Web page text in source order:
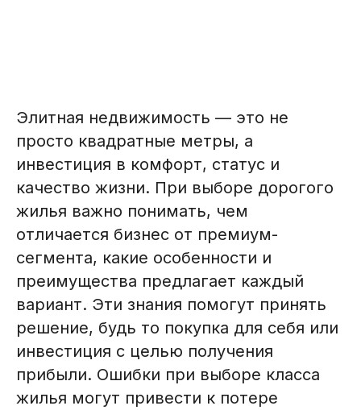
Элитная недвижимость — это не
просто квадратные метры, а
инвестиция в комфорт, статус и
качество жизни. При выборе дорогого
жилья важно понимать, чем
отличается бизнес от премиум-
сегмента, какие особенности и
преимущества предлагает каждый
вариант. Эти знания помогут принять
решение, будь то покупка для себя или
инвестиция с целью получения
прибыли. Ошибки при выборе класса
жилья могут привести к потере